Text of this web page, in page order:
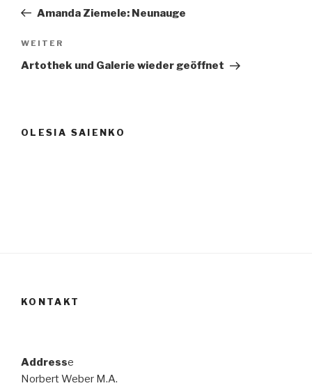
Beitrag
Amanda Ziemele: Neunauge
Nächster
Beitrag
WEITER
Artothek und Galerie wieder geöffnet
OLESIA SAIENKO
KONTAKT
Addresse
Norbert Weber M.A.